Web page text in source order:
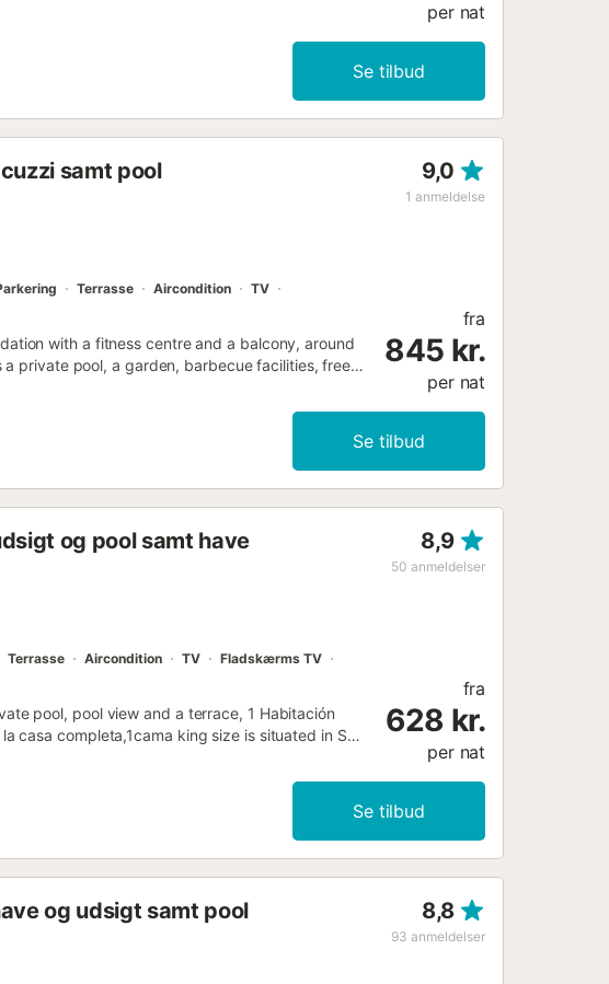
med familie eller venner. Indenfor finder du
neutrale farver og naturligt lys i alle rum.
per nat
Se tilbud
samt pool 9,0
1 anmeldelse
Terrasse Aircondition
TV
with a fitness centre and a balcony, around
a private pool, a garden, barbecue facilities, free
fra
845 kr.
per nat
Se tilbud
og pool samt have 8,9
50 anmeldelser
Terrasse Aircondition TV
Fladskærms TV
pool, pool view and a terrace, 1 Habitación
casa completa,1cama king size is situated in San
fra
628 kr.
per nat
Se tilbud
og udsigt samt pool 8,8
93 anmeldelser